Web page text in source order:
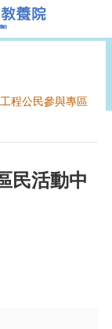
程公民參與專區
民活動中